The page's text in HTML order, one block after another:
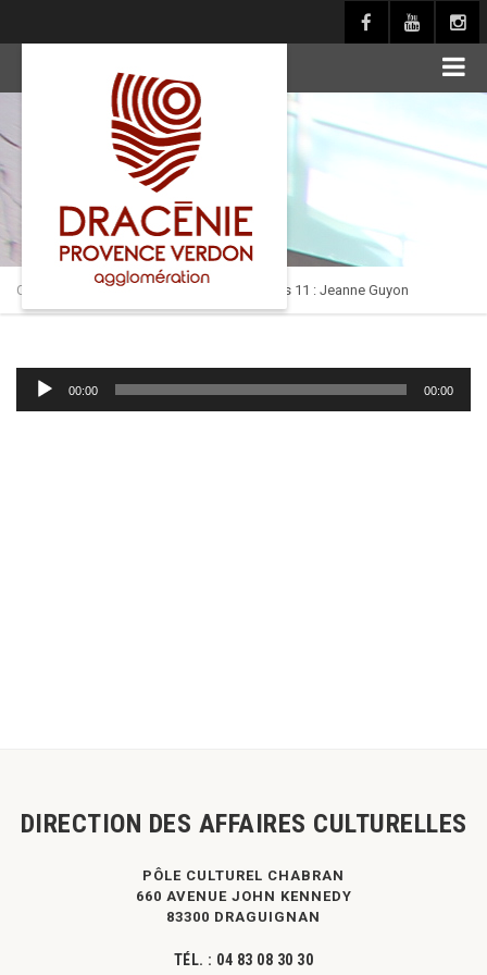
Culture en Dracénie Paroles de Dracéniens 11 : Jeanne Guyon
Lecteur
audio
00:00 00:00
DIRECTION DES AFFAIRES CULTURELLES
PÔLE CULTUREL CHABRAN
660 AVENUE JOHN KENNEDY
83300 DRAGUIGNAN
TÉL. : 04 83 08 30 30